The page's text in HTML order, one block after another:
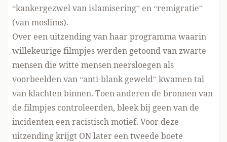
“kankergezwel van islamisering” en “remigratie”
(van moslims).
Over een uitzending van haar programma waarin
willekeurige filmpjes werden getoond van zwarte
mensen die witte mensen neersloegen als
voorbeelden van “anti-blank geweld” kwamen tal
van klachten binnen. Toen anderen de bronnen van
de filmpjes controleerden, bleek bij geen van de
incidenten een racistisch motief. Voor deze
uitzending krijgt ON later een tweede boete